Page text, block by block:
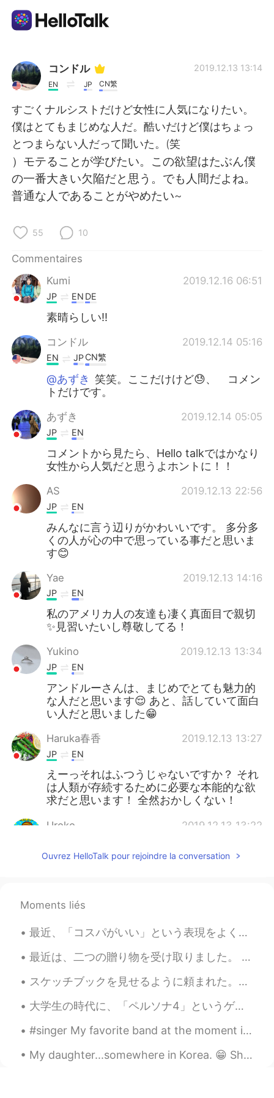
Appli d'échange linguistique
AI Grammar Checker
Français
English 简体中文
日本語
Indonesia
Português
コンドル
EN JP CN繁
2019.12.13 13:14
すごくナルシストだけど女性に人気になりたい。
僕はとてもまじめな人だ。酷いだけど僕はちょっ
とつまらない人だって聞いた。(笑
）モテることが学びたい。この欲望はたぶん僕
の一番大きい欠陥だと思う。でも人間だよね。
普通な人であることがやめたい~
55 10
Commentaires
Kumi
2019.12.16 06:51
JP EN DE
素晴らしい‼️
コンドル 2019.12.14 05:16
EN JPCN繁
@あずき 笑笑。ここだけけど😓、 コメン
トだけです。
あずき 2019.12.14 05:05
JP EN
コメントから見たら、Hello talkではかなり
女性から人気だと思うよホントに！！
AS 2019.12.13 22:56
JP EN
みんなに言う辺りがかわいいです。 多分多
くの人が心の中で思っている事だと思いま
す😊
Yae 2019.12.13 14:16
JP EN
私のアメリカ人の友達も凄く真面目で親切
✨見習いたいし尊敬してる！
Yukino 2019.12.13 13:34
JP EN
アンドルーさんは、まじめでとても魅力的
な人だと思います😌 あと、話していて面白
い人だと思いました😁
Haruka春香 2019.12.13 13:27
JP EN
えーっそれはふつうじゃないですか？ それ
は人類が存続するために必要な本能的な欲
求だと思います！ 全然おかしくない！
Uroko 2019.12.13 13:22
すごくナルシストだけど女性に人気に
人気になりたい。
酷いだけど僕はちょっとつまらない人
酷い 話だけど僕はちょっとつまらない
人だって言われてるのを聞いたことが
ある
。
(笑）モテる方法を学びたい。
この欲望はたぶん僕の一番大きい欠陥
Ouvrez HelloTalk pour rejoindre la conversation
Moments liés
最近、「コスパがいい」という表現をよく聞いているが、日本語の「コスパがいい」と英語の「Good cost performance」の意味は違います。日本語にとって、もし店で素晴らしいけど、安い物...
最近は、二つの贈り物を受け取りました。 贈り物は蝋燭と茶碗です。蝋燭は、両親によって沖縄で疲れました。中に貝がたくさん入っています!茶碗は、台湾の友達のお土産です。２頭の海豚が茶碗の中で泳いでい...
スケッチブックを見せるように頼まれた。スケッチブックっていうのは失敗してそれから学ぶいいものだけど、その分相当下手な絵も入っているのであえて見せない。とはいえ断る理由が思いつかなくて、仕方なく見...
大学生の時代に、「ペルソナ4」というゲームが流行ってた。ゲームとして面白かったんだけど、俺にとって一番面白かったのは、日本の生活を観察できることだった。あの時の自分が日本のこと何も知らなくて、だ...
#singer My favorite band at the moment is BTS!! 😊😍😀 I'm pretty sure most people know who they ar...
My daughter...somewhere in Korea. 😁 She says Korea is great, especially for fashion, cosmetics, ...